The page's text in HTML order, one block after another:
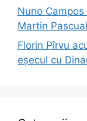
Nuno
Martin
Florin Pîrvu
eșecul cu